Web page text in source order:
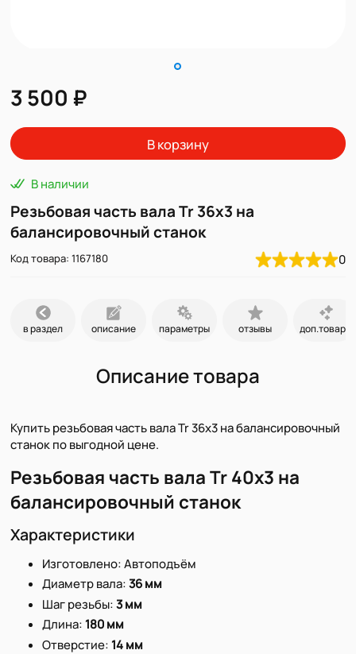
3 500 ₽
В корзину
В наличии
Резьбовая часть вала Tr 36х3 на
балансировочный станок
Код товара: 1167180 0
в раздел описание параметры отзывы доп.товары
Описание товара
Купить резьбовая часть вала Tr 36х3 на балансировочный
станок по выгодной цене.
Резьбовая часть вала Tr 40х3 на
балансировочный станок
Характеристики
Изготовлено: Автоподъём
Диаметр вала:36 мм
Шаг резьбы:3 мм
Длина: 180 мм
Отверстие: 14 мм